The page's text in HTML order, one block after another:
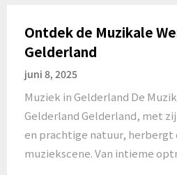
Ontdek de Muzikale
Gelderland
juni 8, 2025
Muziek in Gelderland De
Gelderland Gelderland, met
en prachtige natuur, herbergt
muziekscene. Van intieme